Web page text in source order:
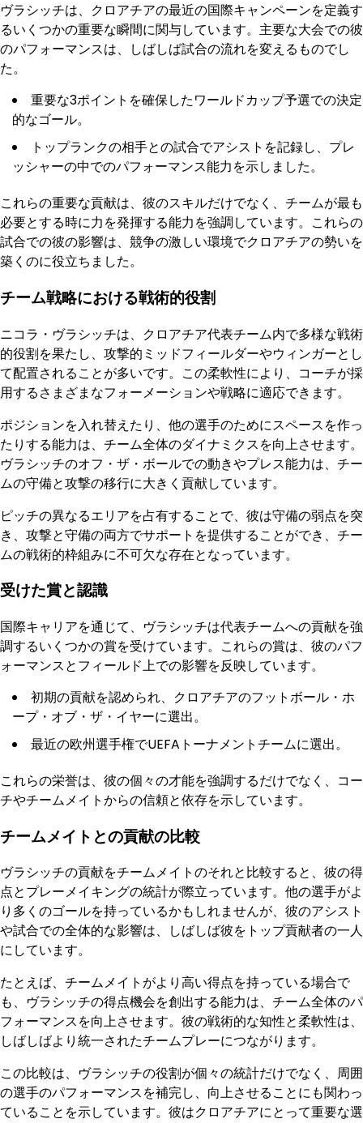
ヴラシッチは、クロアチアの最近の国際キャンペーンを定義す
るいくつかの重要な瞬間に関与しています。主要な大会での彼
のパフォーマンスは、しばしば試合の流れを変えるものでし
た。
重要な3ポイントを確保したワールドカップ予選での決定
的なゴール。
トップランクの相手との試合でアシストを記録し、プレ
ッシャーの中でのパフォーマンス能力を示しました。
これらの重要な貢献は、彼のスキルだけでなく、チームが最も
必要とする時に力を発揮する能力を強調しています。これらの
試合での彼の影響は、競争の激しい環境でクロアチアの勢いを
築くのに役立ちました。
チーム戦略における戦術的役割
ニコラ・ヴラシッチは、クロアチア代表チーム内で多様な戦術
的役割を果たし、攻撃的ミッドフィールダーやウィンガーとし
て配置されることが多いです。この柔軟性により、コーチが採
用するさまざまなフォーメーションや戦略に適応できます。
ポジションを入れ替えたり、他の選手のためにスペースを作っ
たりする能力は、チーム全体のダイナミクスを向上させます。
ヴラシッチのオフ・ザ・ボールでの動きやプレス能力は、チー
ムの守備と攻撃の移行に大きく貢献しています。
ピッチの異なるエリアを占有することで、彼は守備の弱点を突
き、攻撃と守備の両方でサポートを提供することができ、チー
ムの戦術的枠組みに不可欠な存在となっています。
受けた賞と認識
国際キャリアを通じて、ヴラシッチは代表チームへの貢献を強
調するいくつかの賞を受けています。これらの賞は、彼のパフ
ォーマンスとフィールド上での影響を反映しています。
初期の貢献を認められ、クロアチアのフットボール・ホ
ープ・オブ・ザ・イヤーに選出。
最近の欧州選手権でUEFAトーナメントチームに選出。
これらの栄誉は、彼の個々の才能を強調するだけでなく、コー
チやチームメイトからの信頼と依存を示しています。
チームメイトとの貢献の比較
ヴラシッチの貢献をチームメイトのそれと比較すると、彼の得
点とプレーメイキングの統計が際立っています。他の選手がよ
り多くのゴールを持っているかもしれませんが、彼のアシスト
や試合での全体的な影響は、しばしば彼をトップ貢献者の一人
にしています。
たとえば、チームメイトがより高い得点を持っている場合で
も、ヴラシッチの得点機会を創出する能力は、チーム全体のパ
フォーマンスを向上させます。彼の戦術的な知性と柔軟性は、
しばしばより統一されたチームプレーにつながります。
この比較は、ヴラシッチの役割が個々の統計だけでなく、周囲
の選手のパフォーマンスを補完し、向上させることにも関わっ
ていることを示しています。彼はクロアチアにとって重要な選